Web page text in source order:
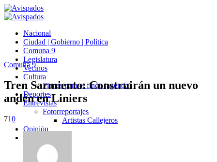
Nacional
Ciudad | Gobierno | Política
Comuna 9
Legislatura
Vecinos
Cultura
Planes para el finde (agenda)
Deportes
Entrevistas
Fotorreportajes
Artistas Callejeros
Opinión
Comuna 9
Tren Sarmiento: Construirán un nuevo
andén en Liniers
710